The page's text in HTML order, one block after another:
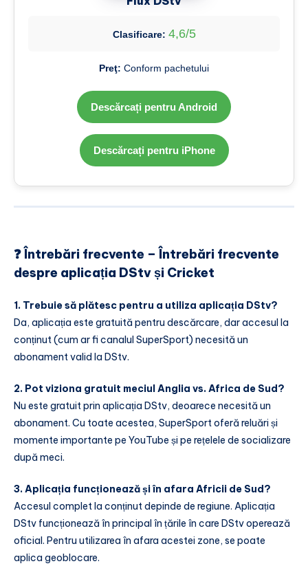
Clasificare: 4,6/5
Preţ: Conform pachetului
Descărcați pentru Android
Descărcați pentru iPhone
❓ Întrebări frecvente – Întrebări frecvente
despre aplicația DStv și Cricket
1. Trebuie să plătesc pentru a utiliza aplicația DStv?
Da, aplicația este gratuită pentru descărcare, dar accesul la
conținut (cum ar fi canalul SuperSport) necesită un
abonament valid la DStv.
2. Pot viziona gratuit meciul Anglia vs. Africa de Sud?
Nu este gratuit prin aplicația DStv, deoarece necesită un
abonament. Cu toate acestea, SuperSport oferă reluări și
momente importante pe YouTube și pe rețelele de socializare
după meci.
3. Aplicația funcționează și în afara Africii de Sud?
Accesul complet la conținut depinde de regiune. Aplicația
DStv funcționează în principal în țările în care DStv operează
oficial. Pentru utilizarea în afara acestei zone, se poate
aplica geoblocare.